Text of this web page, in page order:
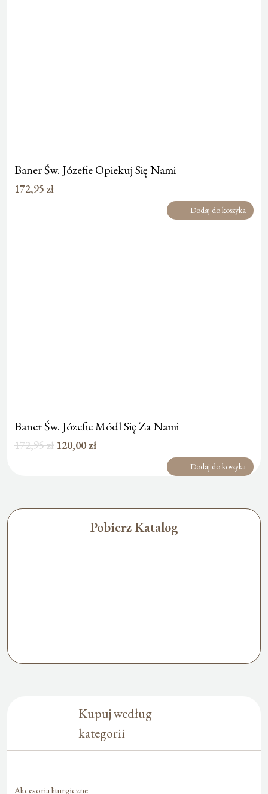
Baner Św. Józefie Opiekuj Się Nami
172,95 zł
Dodaj do koszyka
Baner Św. Józefie Módl Się Za Nami
172,95zł Pierwotna
120,00złAktualna
Dodaj do koszyka
Pobierz Katalog
Kupuj według
kategorii
Akcesoria liturgiczne